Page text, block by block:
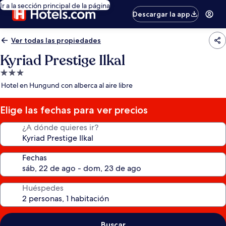
Ir a la sección principal de la página
Descargar la app
Ver todas las propiedades
Kyriad Prestige Ilkal
Propiedad
de
estrellas
Hotel en Hungund con alberca al aire libre
Elige las fechas para ver precios
¿A dónde quieres ir?
Fechas
Huéspedes